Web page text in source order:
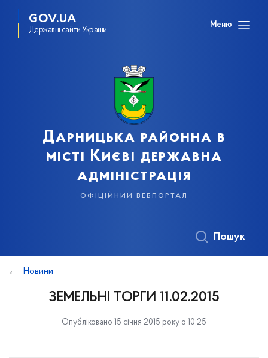
GOV.UA
Державні сайти України
Меню
Дарницька районна в
місті Києві державна
адміністрація
офіційний вебпортал
Пошук
Новини
ЗЕМЕЛЬНІ ТОРГИ 11.02.2015
Опубліковано 15 січня 2015 року о 10:25